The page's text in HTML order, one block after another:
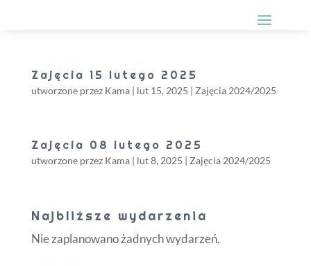
Zajęcia 15 lutego 2025
utworzone przez Kama| lut 15, 2025 | Zajęcia 2024/2025
Zajęcia 08 lutego 2025
utworzone przez Kama| lut 8, 2025 | Zajęcia 2024/2025
Najbliższe wydarzenia
Nie zaplanowano żadnych wydarzeń.